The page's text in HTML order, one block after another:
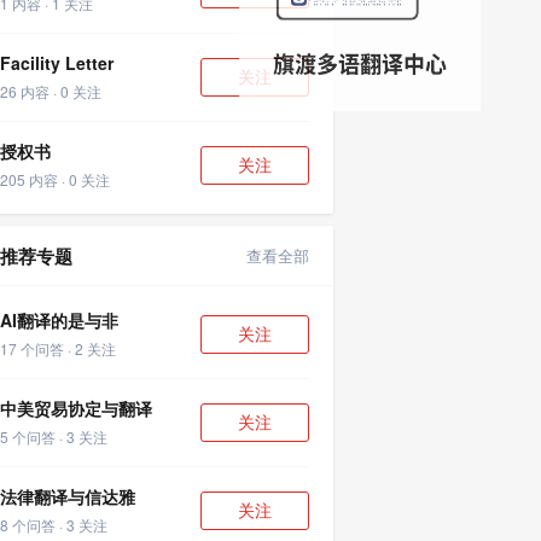
Facility Letter
26 内容 · 0 关注
关注
授权书
205 内容 · 0 关注
关注
推荐专题 查看全部
AI翻译的是与非
17 个问答 · 2 关注
关注
中美贸易协定与翻译
5 个问答 · 3 关注
关注
法律翻译与信达雅
8 个问答 · 3 关注
关注